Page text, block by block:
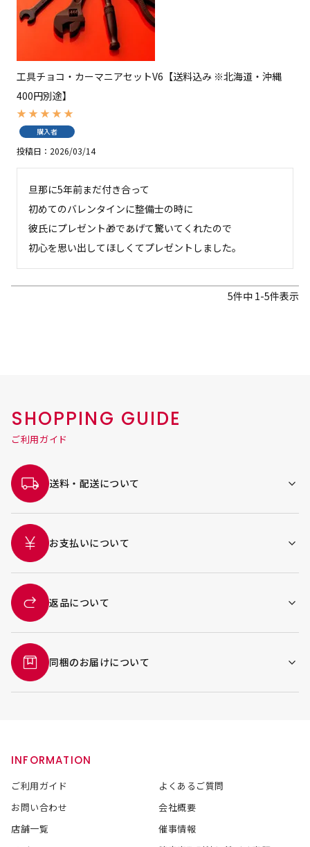
工具チョコ・カーマニアセットV6【送料込み ※北海道・沖縄
400円別途】
購入者
投稿日 2026/03/14
旦那に5年前まだ付き合って
初めてのバレンタインに整備士の時に
彼氏にプレゼント🎁であげて驚いてくれたので
初心を思い出してほしくてプレゼントしました。
5件中 1-5件表示
SHOPPING GUIDE
ご利用ガイド
送料・配送について
お支払いについて
返品について
同梱のお届けについて
INFORMATION
ご利用ガイド
よくあるご質問
お問い合わせ
会社概要
店舗一覧
催事情報